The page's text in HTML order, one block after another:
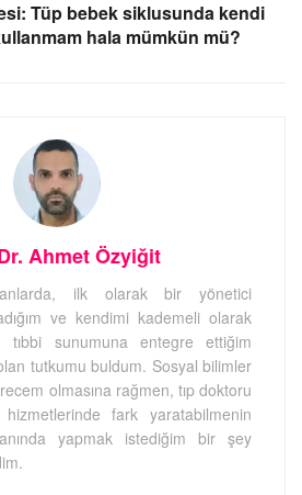
Tüp bebek siklusunda kendi
hala mümkün mü?
Ahmet Özyiğit
ilk olarak bir yönetici
ve kendimi kademeli olarak
tıbbi sunumuna entegre ettiğim
tutkumu buldum. Sosyal bilimler
olmasına rağmen, tıp doktoru
fark yaratabilmenin
yapmak istediğim bir şey